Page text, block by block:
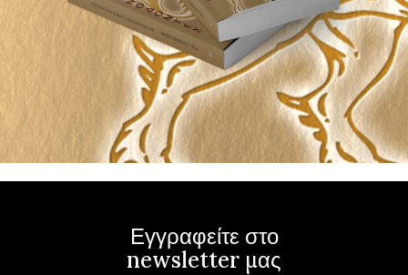
Εγγραφείτε στο
newsletter μας